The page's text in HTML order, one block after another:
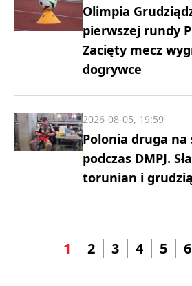
Olimpia
pierwszej rundy
Zacięty mecz
dogrywce
Polonia druga
podczas DMPJ.
torunian i
2026-08-05, 19:59
1 2 3 4 5 6